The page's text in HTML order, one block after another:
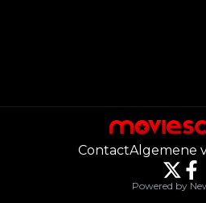
ContactAlgemene
Powered by